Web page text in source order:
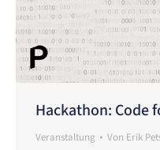
Hackathon: Code
Veranstaltung Von Erik